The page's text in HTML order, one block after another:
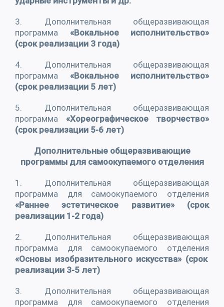
3. Дополнительная общеразвивающая
программа «Вокальное исполнительство»
(срок реализации 3 года)
4. Дополнительная общеразвивающая
программа «Вокальное исполнительство»
(срок реализации 5 лет)
5. Дополнительная общеразвивающая
программа «Хореографическое творчество»
(срок реализации 5-6 лет)
Дополнительные общеразвивающие
программы для самоокупаемого отделения
1. Дополнительная общеразвивающая
программа для самоокупаемого отделения
«Раннее эстетическое развитие» (срок
реализации 1-2 года)
2. Дополнительная общеразвивающая
программа для самоокупаемого отделения
«Основы изобразительного искусства» (срок
реализации 3-5 лет)
3. Дополнительная общеразвивающая
программа для самоокупаемого отделения